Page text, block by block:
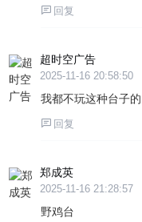
回复
超时空广告
2025-11-16 20:58:50
我都不玩这种台子的
回复
郑成英
2025-11-16 21:28:57
野鸡台